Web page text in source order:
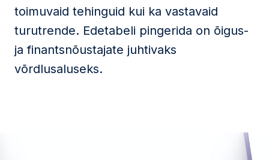
toimuvaid tehinguid kui ka vastavaid
turutrende. Edetabeli pingerida on õigus-
ja finantsnõustajate juhtivaks
võrdlusaluseks.